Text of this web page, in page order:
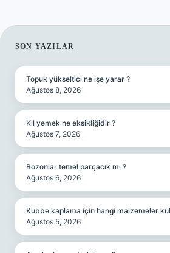
SIDEBAR
SON YAZILAR
Topuk yükseltici ne işe yarar ?
Ağustos 8, 2026
Kil yemek ne eksikliğidir ?
Ağustos 7, 2026
Bozonlar temel parçacık mı ?
Ağustos 6, 2026
Kubbe kaplama için hangi malzemeler
Ağustos 5, 2026